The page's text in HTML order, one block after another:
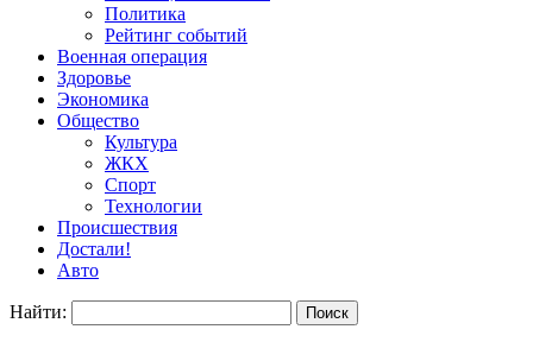
Политика
Рейтинг событий
Военная операция
Здоровье
Экономика
Общество
Культура
ЖКХ
Спорт
Технологии
Происшествия
Достали!
Авто
Найти: